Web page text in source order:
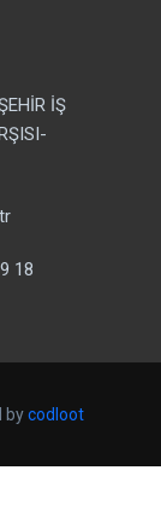
İŞ
18
bycodloot